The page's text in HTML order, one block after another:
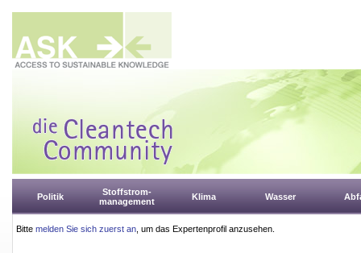
Politik
Stoffstrom-
management
Klima Wasser
Bitte melden Sie sich zuerst an , um das Expertenprofil anzusehen.